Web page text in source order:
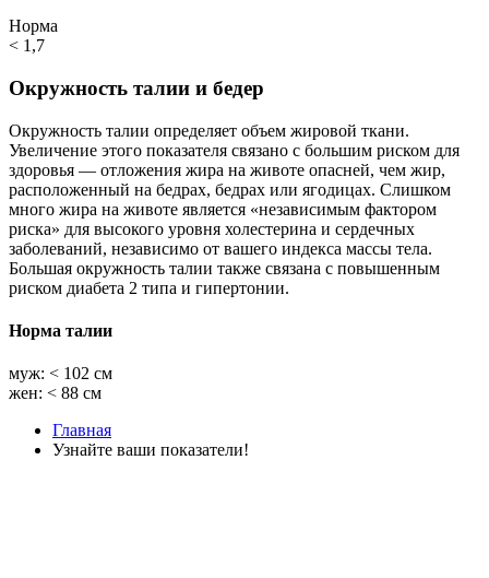
Норма
< 1,7
Окружность талии и бедер
Окружность талии определяет объем жировой ткани.
Увеличение этого показателя связано с большим риском для
здоровья — отложения жира на животе опасней, чем жир,
расположенный на бедрах, бедрах или ягодицах. Слишком
много жира на животе является «независимым фактором
риска» для высокого уровня холестерина и сердечных
заболеваний, независимо от вашего индекса массы тела.
Большая окружность талии также связана с повышенным
риском диабета 2 типа и гипертонии.
Норма талии
муж: < 102 см
жен: < 88 см
Главная
Узнайте ваши показатели!